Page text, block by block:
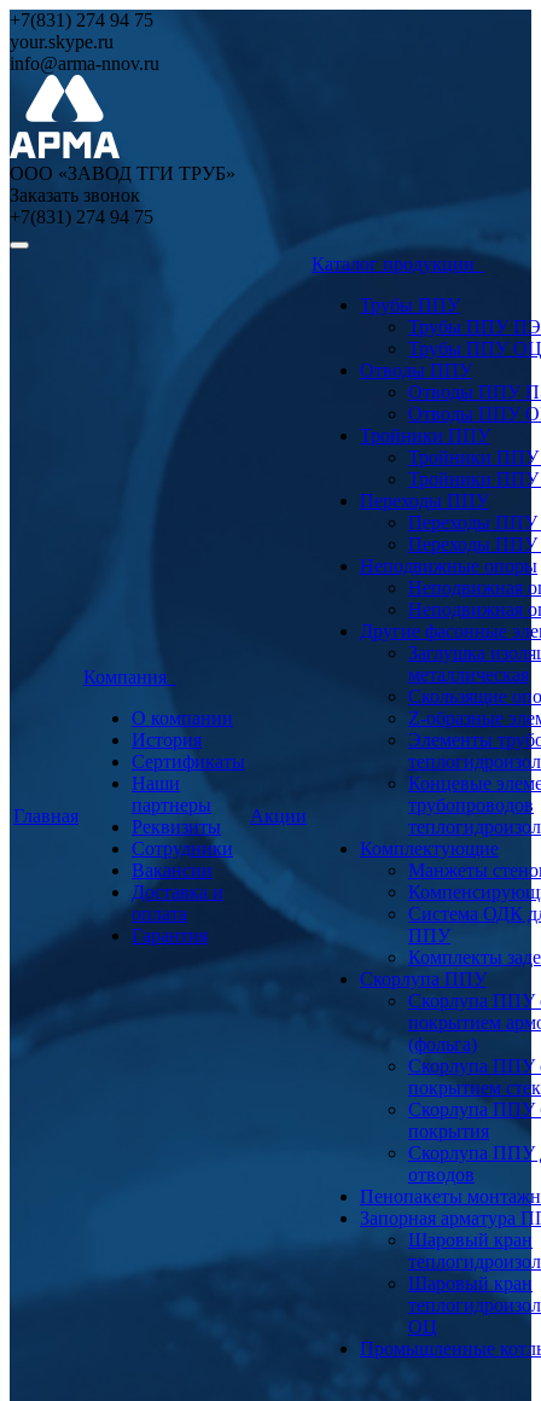
+7(831) 274 94 75
your.skype.ru
info@arma-nnov.ru
ООО «ЗАВОД ТГИ ТРУБ»
Заказать звонок
+7(831) 274 94 75
Главная
Компания
О компании
История
Сертификаты
Наши
партнеры
Реквизиты
Сотрудники
Вакансии
Доставка и
оплата
Гарантия
Акции
Каталог продукции
Трубы ППУ
Трубы ППУ ПЭ
Трубы ППУ ОЦ
Отводы ППУ
Отводы ППУ
Отводы ППУ
Тройники ППУ
Тройники
Тройники
Переходы ППУ
Переходы
Переходы
Неподвижные опоры
Неподвижная
Неподвижная
Другие фасонные
Заглушка
металлическая
Скользящие
Z-образные
Элементы
Концевые
трубопроводов
Комплектующие
Манжеты
Система ОДК
ППУ
Комплекты
Скорлупа ППУ
Скорлупа ППУ
покрытием
(фольга)
Скорлупа ППУ
покрытием
Скорлупа ППУ
покрытия
Скорлупа ППУ
отводов
Пенопакеты
Запорная арматура
Шаровый кран
Шаровый кран
ОЦ
Промышленные